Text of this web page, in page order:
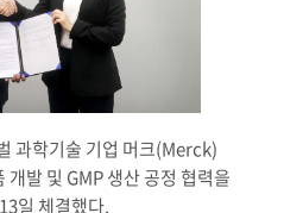
과학기술 기업 머크(Merck)
발 및 GMP 생산 공정 협력을
일 체결했다.